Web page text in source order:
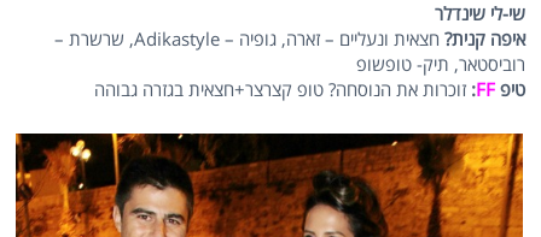
שי-לי שינדלר
איפה קנית?
חצאית ונעליים – זארה, גופיה – Adikastyle, שרשרת –
רוביסטאר, תיק- טופשופ
טיפFF
: זוכרות את הנוסחה? טופ קצרצר+חצאית בגזרה גבוהה